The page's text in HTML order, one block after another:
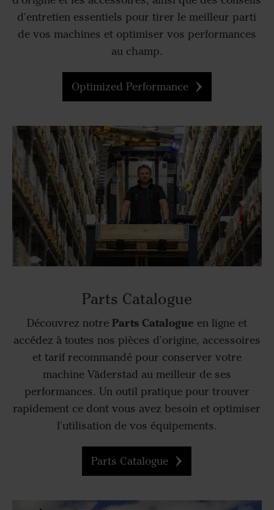
d'entretien essentiels pour tirer le meilleur parti
de vos machines et optimiser vos performances
au champ.
Optimized Performance
Parts Catalogue
Découvrez notre Parts Catalogue en ligne et
accédez à toutes nos pièces d'origine, accessoires
et tarif recommandé pour conserver votre
machine Väderstad au meilleur de ses
performances. Un outil pratique pour trouver
rapidement ce dont vous avez besoin et optimiser
l'utilisation de vos équipements.
Parts Catalogue